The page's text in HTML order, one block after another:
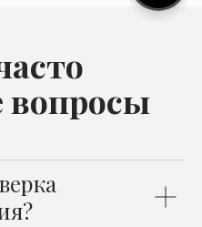
вопросы